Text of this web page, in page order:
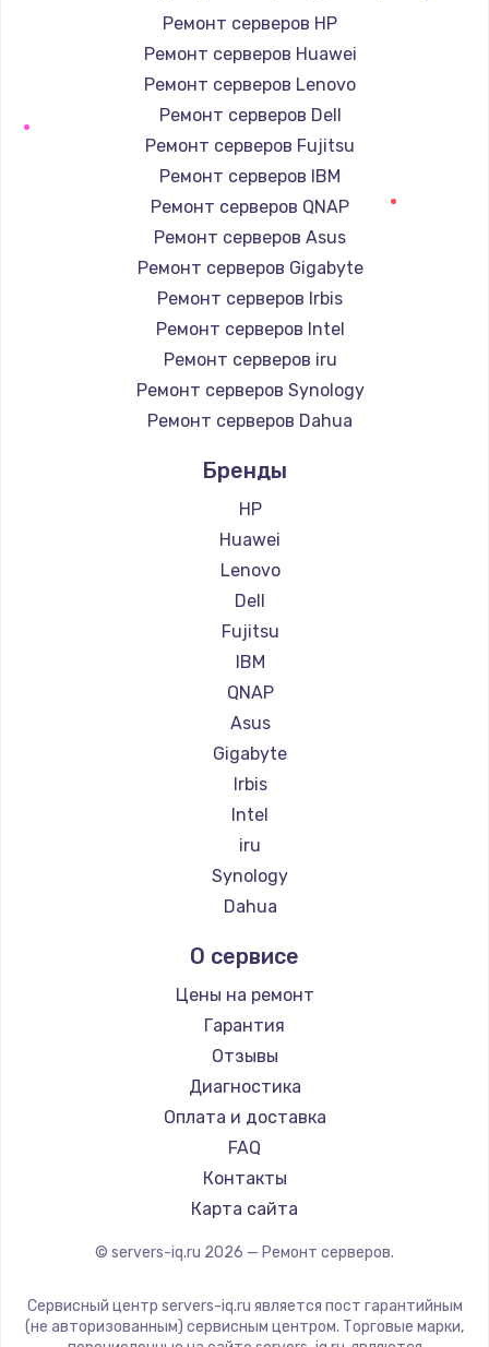
Ремонт серверов HP
Ремонт серверов Huawei
Ремонт серверов Lenovo
Ремонт серверов Dell
Ремонт серверов Fujitsu
Ремонт серверов IBM
Ремонт серверов QNAP
Ремонт серверов Asus
Ремонт серверов Gigabyte
Ремонт серверов Irbis
Ремонт серверов Intel
Ремонт серверов iru
Ремонт серверов Synology
Ремонт серверов Dahua
Бренды
HP
Huawei
Lenovo
Dell
Fujitsu
IBM
QNAP
Asus
Gigabyte
Irbis
Intel
iru
Synology
Dahua
О сервисе
Цены на ремонт
Гарантия
Отзывы
Диагностика
Оплата и доставка
FAQ
Контакты
Карта сайта
© servers-iq.ru 2026 — Ремонт серверов.
Сервисный центр servers-iq.ru является пост гарантийным
(не авторизованным) сервисным центром. Торговые марки,